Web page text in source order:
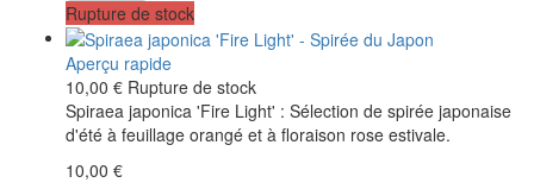
Rupture de stock
Aperçu rapide
10,00 € Rupture de stock
Spiraea japonica 'Fire Light' : Sélection de spirée japonaise
d'été à feuillage orangé et à floraison rose estivale.
10,00 €